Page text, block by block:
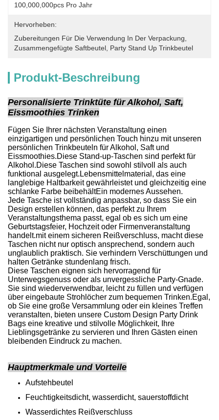
100,000,000pcs Pro Jahr
Hervorheben:
Zubereitungen Für Die Verwendung In Der Verpackung
Zusammengefügte Saftbeutel Party Stand Up Trinkbeutel
Produkt-Beschreibung
Personalisierte Trinktüte für Alkohol, Saft,
Eissmoothies Trinken
Fügen Sie Ihrer nächsten Veranstaltung einen
einzigartigen und persönlichen Touch hinzu mit unseren
persönlichen Trinkbeuteln für Alkohol, Saft und
Eissmoothies.Diese Stand-up-Taschen sind perfekt für
Alkohol.Diese Taschen sind sowohl stilvoll als auch
funktional ausgelegt.Lebensmittelmaterial, das eine
langlebige Haltbarkeit gewährleistet und gleichzeitig eine
schlanke Farbe beibehältEin modernes Aussehen.
Jede Tasche ist vollständig anpassbar, so dass Sie ein
Design erstellen können, das perfekt zu Ihrem
Veranstaltungsthema passt, egal ob es sich um eine
Geburtstagsfeier, Hochzeit oder Firmenveranstaltung
handelt.mit einem sicheren Reißverschluss, macht diese
Taschen nicht nur optisch ansprechend, sondern auch
unglaublich praktisch. Sie verhindern Verschüttungen und
halten Getränke stundenlang frisch.
Diese Taschen eignen sich hervorragend für
Unterwegsgenuss oder als unvergessliche Party-Gnade.
Sie sind wiederverwendbar, leicht zu füllen und verfügen
über eingebaute Strohlöcher zum bequemen Trinken.Egal,
ob Sie eine große Versammlung oder ein kleines Treffen
veranstalten, bieten unsere Custom Design Party Drink
Bags eine kreative und stilvolle Möglichkeit, Ihre
Lieblingsgetränke zu servieren und Ihren Gästen einen
bleibenden Eindruck zu machen.
Hauptmerkmale und Vorteile
Aufstehbeutel
Feuchtigkeitsdicht, wasserdicht, sauerstoffdicht
Wasserdichtes Reißverschluss